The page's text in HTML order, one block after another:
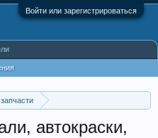
Войти или зарегистрироваться
автокраски,